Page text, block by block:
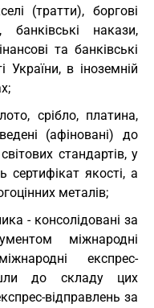
(тратти), боргові
банківські накази,
та банківські
в іноземній
срібло, платина,
(афіновані) до
стандартів, у
якості, а
металів;
- консолідовані за
міжнародні
експрес-
до складу цих
відправлень за